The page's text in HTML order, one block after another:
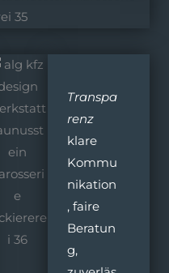
Transpa
renz
klare
Kommu
nikation
, faire
Beratun
g,